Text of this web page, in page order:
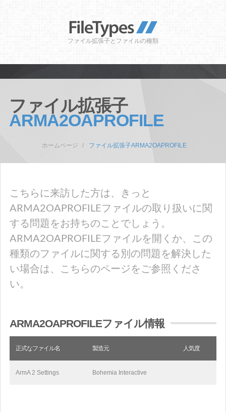
ファイル拡張子とファイルの種類
ファイル拡張子
ARMA2OAPROFILE
ホームページ ファイル拡張子ARMA2OAPROFILE
こちらに来訪した方は、きっと
ARMA2OAPROFILEファイルの取り扱いに関
する問題をお持ちのことでしょう。
ARMA2OAPROFILEファイルを開くか、この
種類のファイルに関する別の問題を解決した
い場合は、こちらのページをご参照くださ
い。
ARMA2OAPROFILEファイル情報
正式なファイル名 製造元 人気度
ArmA 2 Settings Bohemia Interactive